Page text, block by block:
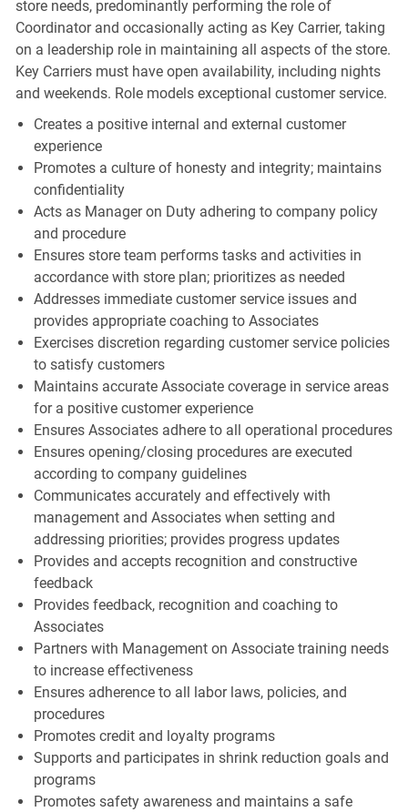
store needs, predominantly performing the role of
Coordinator and occasionally acting as Key Carrier, taking
on a leadership role in maintaining all aspects of the store.
Key Carriers must have open availability, including nights
and weekends. Role models exceptional customer service.
Creates a positive internal and external customer
experience
Promotes a culture of honesty and integrity; maintains
confidentiality
Acts as Manager on Duty adhering to company policy
and procedure
Ensures store team performs tasks and activities in
accordance with store plan; prioritizes as needed
Addresses immediate customer service issues and
provides appropriate coaching to Associates
Exercises discretion regarding customer service policies
to satisfy customers
Maintains accurate Associate coverage in service areas
for a positive customer experience
Ensures Associates adhere to all operational procedures
Ensures opening/closing procedures are executed
according to company guidelines
Communicates accurately and effectively with
management and Associates when setting and
addressing priorities; provides progress updates
Provides and accepts recognition and constructive
feedback
Provides feedback, recognition and coaching to
Associates
Partners with Management on Associate training needs
to increase effectiveness
Ensures adherence to all labor laws, policies, and
procedures
Promotes credit and loyalty programs
Supports and participates in shrink reduction goals and
programs
Promotes safety awareness and maintains a safe